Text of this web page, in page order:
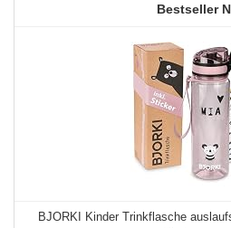
BJORKI Kinder Trinkflasche